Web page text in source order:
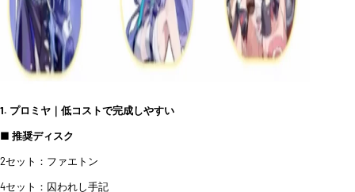
1. プロミヤ｜低コストで完成しやすい
■ 推奨ディスク
2セット：ファエトン
4セット：囚われし手記